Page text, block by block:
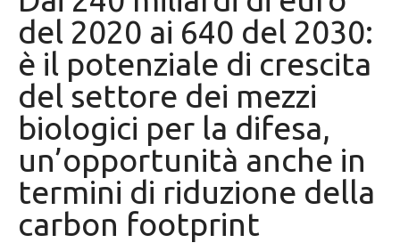
del 2020 ai 640 del 2030:
è il potenziale di crescita
del settore dei mezzi
biologici per la difesa,
un’opportunità anche in
termini di riduzione della
carbon footprint